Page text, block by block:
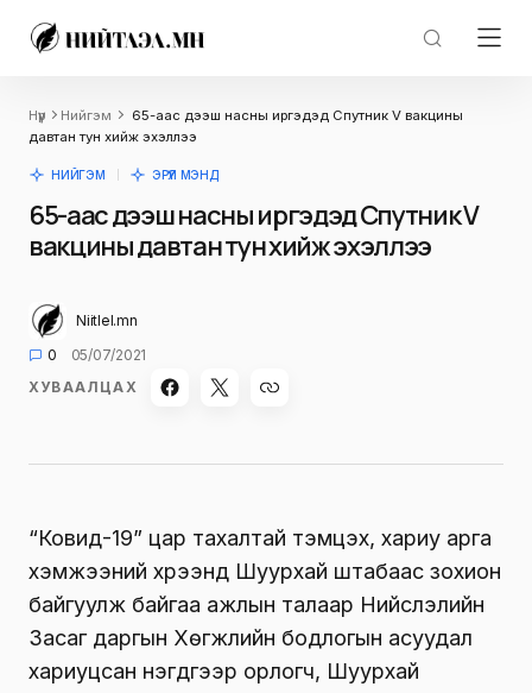
Нүүр Нийгэм
65-аас дээш насны иргэдэд Спутник V вакцины
давтан тун хийж эхэллээ
НИЙГЭМ ЭРҮҮЛ МЭНД
65-аас дээш насны иргэдэд Спутник V
вакцины давтан тун хийж эхэллээ
Niitlel.mn
0
05/07/2021
ХУВААЛЦАХ
“Ковид-19” цар тахалтай тэмцэх, хариу арга
хэмжээний хүрээнд Шуурхай штабаас зохион
байгуулж байгаа ажлын талаар Нийслэлийн
Засаг даргын Хөгжлийн бодлогын асуудал
хариуцсан нэгдүгээр орлогч, Шуурхай